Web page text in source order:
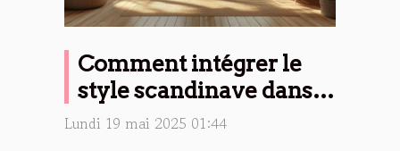
Comment intégrer le
style scandinave dans
différents espaces de la
Lundi 19 mai 2025 01:44